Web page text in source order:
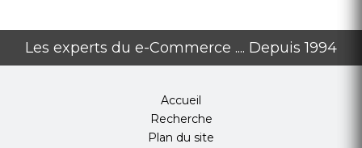
Les experts du e-Commerce .... Depuis 1994
Accueil
Recherche
Plan du site